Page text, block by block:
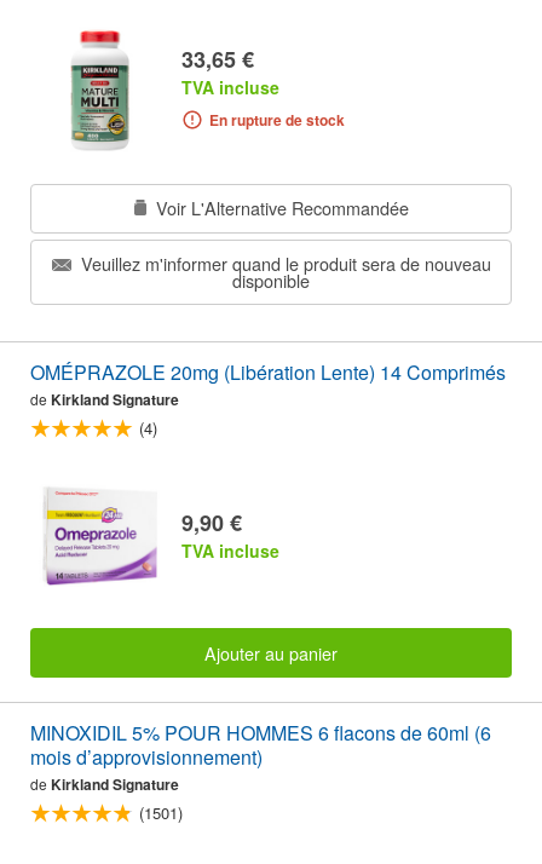
33,65 €
TVA incluse
En rupture de stock
Voir L'Alternative Recommandée
Veuillez m'informer quand le produit sera de nouveau
disponible
OMÉPRAZOLE 20mg (Libération Lente) 14 Comprimés
de Kirkland Signature
(4)
9,90 €
TVA incluse
Ajouter au panier
MINOXIDIL 5% POUR HOMMES 6 flacons de 60ml (6
mois d’approvisionnement)
de Kirkland Signature
(1501)